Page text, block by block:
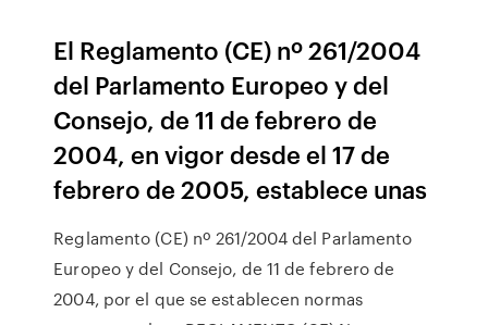
El Reglamento (CE) nº 261/2004
del Parlamento Europeo y del
Consejo, de 11 de febrero de
2004, en vigor desde el 17 de
febrero de 2005, establece unas
Reglamento (CE) nº 261/2004 del Parlamento
Europeo y del Consejo, de 11 de febrero de
2004, por el que se establecen normas